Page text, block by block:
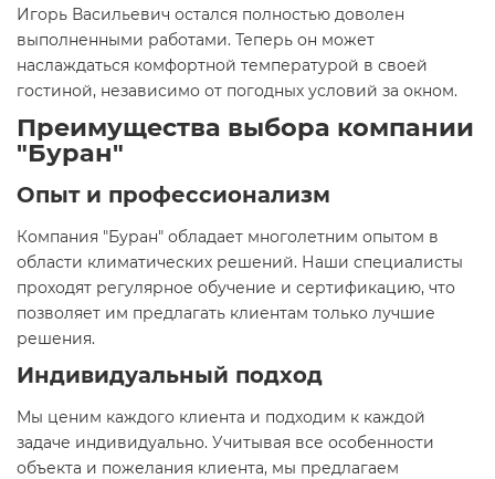
Игорь Васильевич остался полностью доволен
выполненными работами. Теперь он может
наслаждаться комфортной температурой в своей
гостиной, независимо от погодных условий за окном.
Преимущества выбора компании
"Буран"
Опыт и профессионализм
Компания "Буран" обладает многолетним опытом в
области климатических решений. Наши специалисты
проходят регулярное обучение и сертификацию, что
позволяет им предлагать клиентам только лучшие
решения.
Индивидуальный подход
Мы ценим каждого клиента и подходим к каждой
задаче индивидуально. Учитывая все особенности
объекта и пожелания клиента, мы предлагаем